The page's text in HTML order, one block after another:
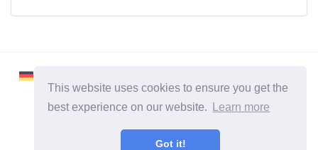
This website uses cookies to ensure you get the
best experience on our website.
Learn more
Got it!
2026 ©Learnaboutworld